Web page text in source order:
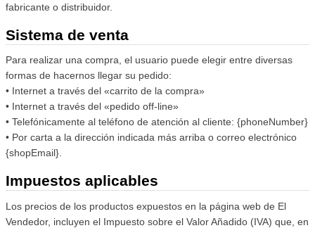
fabricante o distribuidor.
Sistema de venta
Para realizar una compra, el usuario puede elegir entre diversas
formas de hacernos llegar su pedido:
• Internet a través del «carrito de la compra»
• Internet a través del «pedido off-line»
• Telefónicamente al teléfono de atención al cliente: {phoneNumber}
• Por carta a la dirección indicada más arriba o correo electrónico
{shopEmail}.
Impuestos aplicables
Los precios de los productos expuestos en la página web de El
Vendedor, incluyen el Impuesto sobre el Valor Añadido (IVA) que, en